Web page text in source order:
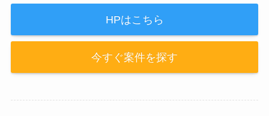
HPはこちら
今すぐ案件を探す